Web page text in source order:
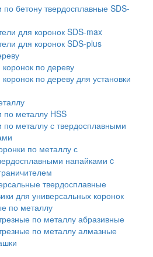
по бетону твердосплавные SDS-
для коронок SDS-max
для коронок SDS-plus
по дереву
по дереву для установки
по металлу HSS
по металлу с твердосплавными
по металлу с
напайками c
твердосплавные
для универсальных коронок
по металлу
по металлу абразивные
по металлу алмазные